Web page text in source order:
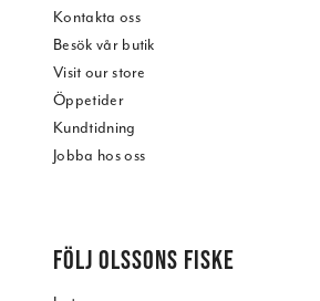
Kontakta oss
Besök vår butik
Visit our store
Öppetider
Kundtidning
Jobba hos oss
FÖLJ OLSSONS FISKE